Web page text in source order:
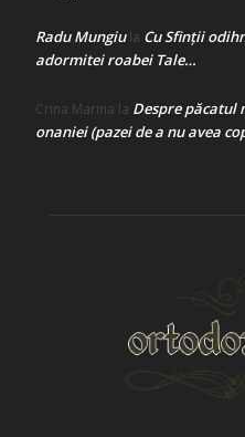
Radu Mungiula Cu Sfinții
adormitei roabei Tale…
Crina Marina la Despre păcatul
onaniei (pazei de a nu avea